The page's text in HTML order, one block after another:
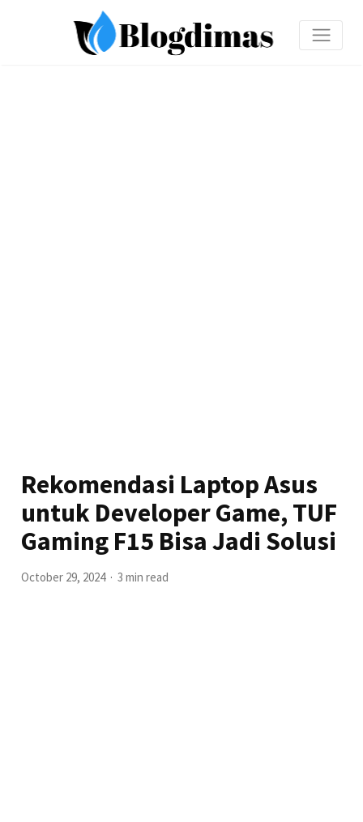
Rekomendasi Laptop Asus
untuk Developer Game, TUF
Gaming F15 Bisa Jadi Solusi
October 29, 2024 3 min read